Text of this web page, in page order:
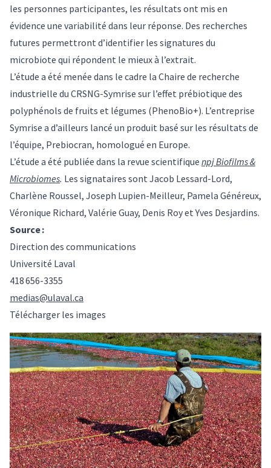
les personnes participantes, les résultats ont mis en
évidence une variabilité dans leur réponse. Des recherches
futures permettront d’identifier les signatures du
microbiote qui répondent le mieux à l’extrait.
L’étude a été menée dans le cadre la Chaire de recherche
industrielle du CRSNG-Symrise sur l’effet prébiotique des
polyphénols de fruits et légumes (PhenoBio+). L’entreprise
Symrise a d’ailleurs lancé un produit basé sur les résultats de
l’équipe, Prebiocran, homologué en Europe.
L’étude a été publiée dans la revue scientifique npj Biofilms &
Microbiomes. Les signataires sont Jacob Lessard-Lord,
Charlène Roussel, Joseph Lupien-Meilleur, Pamela Généreux,
Véronique Richard, Valérie Guay, Denis Roy et Yves Desjardins.
Source :
Direction des communications
Université Laval
418 656-3355
medias@ulaval.ca
Télécharger les images